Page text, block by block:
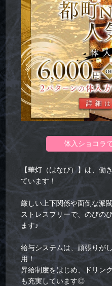
体入ショコラ
【華灯（はなび）】は、働
ています！
厳しい上下関係や面倒な派
ストレスフリーで、のびの
ます♪
給与システムは、頑張りが
用！
昇給制度をはじめ、ドリン
も充実しています◎